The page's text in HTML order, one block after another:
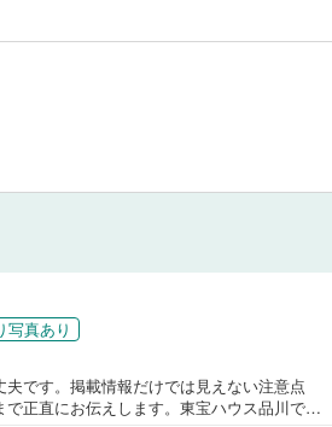
写真あり
です。掲載情報だけでは見えない注意点
正直にお伝えします。東宝ハウス品川で
利島村
三宅島三宅村(0)
西武新宿線(33)
西武多摩川線
京王井の頭線( 20)